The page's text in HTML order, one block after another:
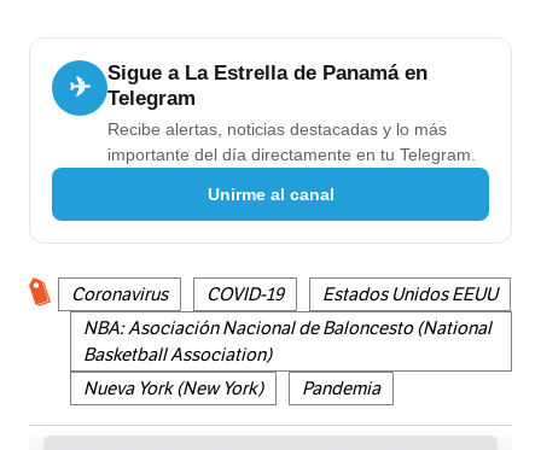
✈
Sigue a La Estrella de Panamá en
Telegram
Recibe alertas, noticias destacadas y lo más
importante del día directamente en tu Telegram.
Unirme al canal
Coronavirus COVID-19
Estados Unidos EEUU
NBA: Asociación Nacional de Baloncesto (National
Basketball Association)
Nueva York (New York)
Pandemia